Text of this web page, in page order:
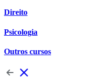
Direito
Psicologia
Outros cursos